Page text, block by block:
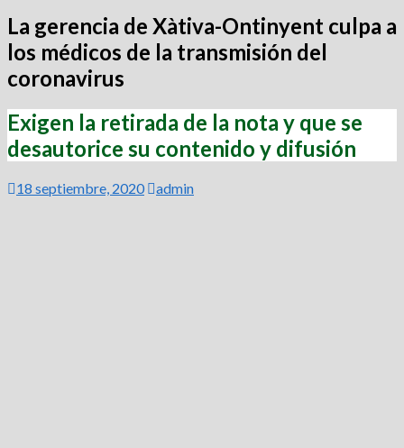
La gerencia de Xàtiva-Ontinyent culpa a
los médicos de la transmisión del
coronavirus
Exigen la retirada de la nota y que se
desautorice su contenido y difusión
18 septiembre, 2020 admin